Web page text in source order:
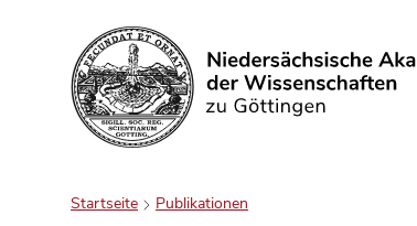
Suchen
Startseite Publikationen